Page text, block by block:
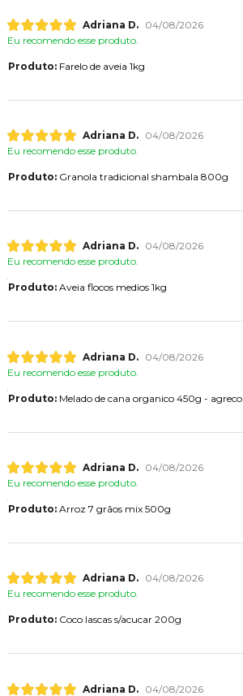
Adriana D.
04/08/2026
Eu recomendo esse produto.
Produto:Farelo de aveia 1kg
Adriana D.
04/08/2026
Eu recomendo esse produto.
Produto:Granola tradicional shambala 800g
Adriana D.
04/08/2026
Eu recomendo esse produto.
Produto:Aveia flocos medios 1kg
Adriana D.
04/08/2026
Eu recomendo esse produto.
Produto:Melado de cana organico 450g - agreco
Adriana D.
04/08/2026
Eu recomendo esse produto.
Produto:Arroz 7 grãos mix 500g
Adriana D.
04/08/2026
Eu recomendo esse produto.
Produto:Coco lascas s/acucar 200g
Adriana D.
04/08/2026